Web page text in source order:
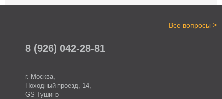
Все вопросы >
8 (926) 042-28-81
г. Москва,
Походный проезд, 14,
GS Тушино